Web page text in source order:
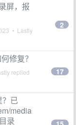
屏，报
• Lastly
2
修复？
replied
17
已
media
录